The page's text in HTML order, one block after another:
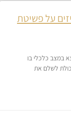
על פשיטת
במצב כלכלי בו
לשלם את